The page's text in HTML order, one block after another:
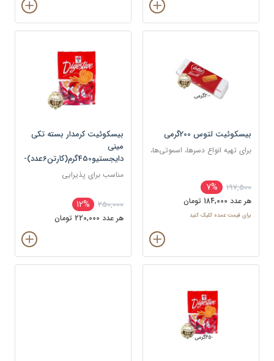
بیسکوئیت لتوس 200گرمی
برای تهیه انواع دسرها، اسموتی‌ها،
197,500
7%
هر عدد 184,000 تومان
برای قیمت عمده کلیک کنید
بیسکوئیت کرمدار بسته تکی
مینی
دایجستیو450گرم(کارتن6عدد)-
اورنو-آدرین/کارتن-عدد
مناسب برای پذیرایی
250,000
12%
هر عدد 220,000 تومان